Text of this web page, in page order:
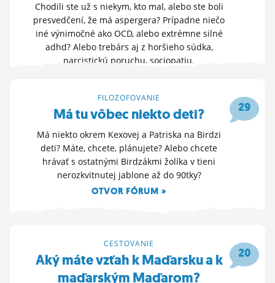
Chodili ste už s niekym, kto mal, alebo ste boli
presvedčení, že má aspergera? Prípadne niečo
iné výnimočné ako OCD, alebo extrémne silné
adhd? Alebo trebárs aj z horšieho súdka,
narcistickú poruchu, sociopatiu.
2. 4. 2026 22:28
29
FILOZOFOVANIE
Má tu vôbec niekto deti?
Má niekto okrem Kexovej a Patriska na Birdzi
deti? Máte, chcete, plánujete? Alebo chcete
hrávať s ostatnými Birdzákmi žolíka v tieni
nerozkvitnutej jablone až do 90tky?
OTVOR FÓRUM »
20
CESTOVANIE
Aký máte vzťah k Maďarsku a k
maďarským Maďarom?